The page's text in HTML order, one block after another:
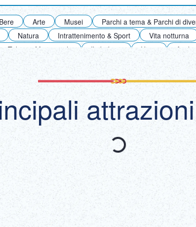
Arte Musei Parchi a tema & Parchi di
Natura Intrattenimento & Sport Vita notturna
Tokyo & Marunouchi Ikebukuro Ueno